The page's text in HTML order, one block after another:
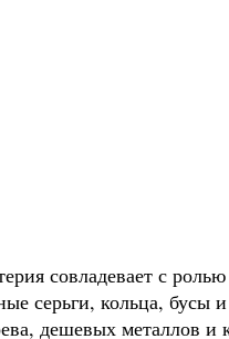
совладевает с
серьги, кольца, бусы
дешевых металлов